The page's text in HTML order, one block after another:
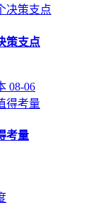
策支点
08-06
考量